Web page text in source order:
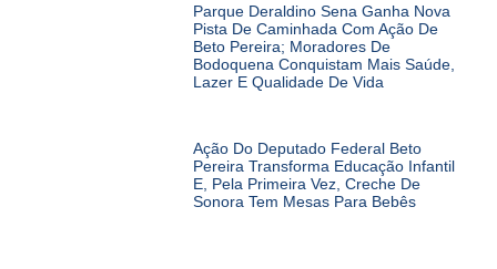
Parque Deraldino Sena Ganha Nova
Pista De Caminhada Com Ação De
Beto Pereira; Moradores De
Bodoquena Conquistam Mais Saúde,
Lazer E Qualidade De Vida
Ação Do Deputado Federal Beto
Pereira Transforma Educação Infantil
E, Pela Primeira Vez, Creche De
Sonora Tem Mesas Para Bebês